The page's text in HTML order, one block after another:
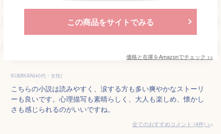
この商品をサイトでみる
価格と在庫をAmazonでチェック >>
KUMIKAN(40代・女性)
こちらの小説は読みやすく、涙する方も多い爽やかなストーリ
ーも良いです。心理描写も素晴らしく、大人も楽しめ、懐かし
さも感じられるのがいいですね。
全てのおすすめコメント (4件) >